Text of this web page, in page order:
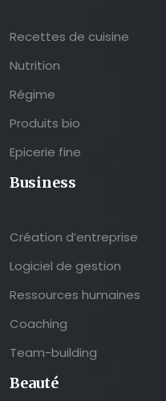
Recettes de cuisine
Nutrition
Régime
Produits bio
Epicerie fine
Business
Création d’entreprise
Logiciel de gestion
Ressources humaines
Coaching
Team-building
Beauté